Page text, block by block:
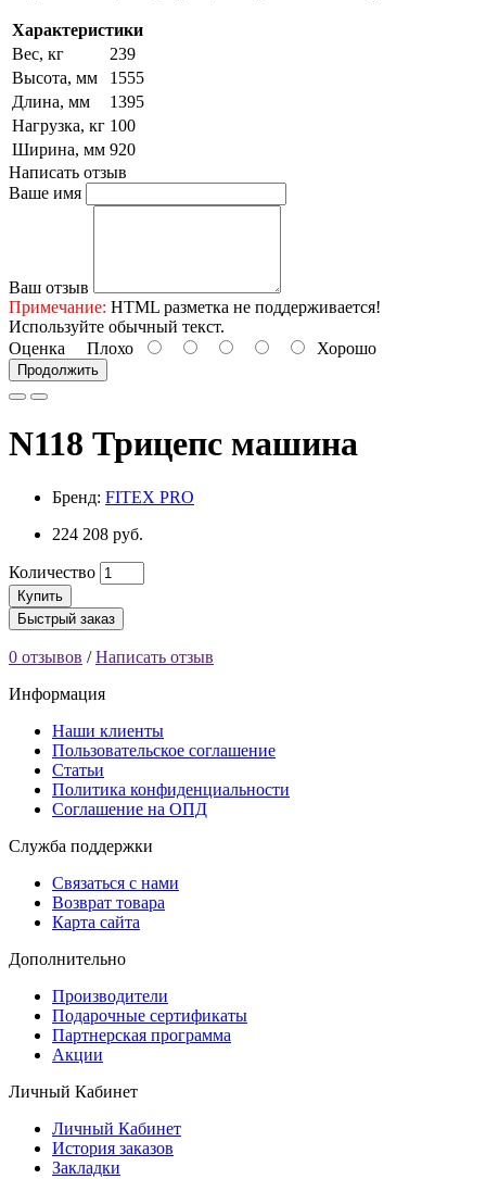
Характеристики
Вес, кг
239
Высота, мм
1555
Длина, мм
1395
Нагрузка, кг 100
Ширина, мм 920
Написать отзыв
Ваше имя
Ваш отзыв
Примечание: HTML разметка не поддерживается!
Используйте обычный текст.
Оценка Плохо Хорошо
Продолжить
N118 Трицепс машина
Бренд: FITEX PRO
224 208 руб.
Количество
Купить
Быстрый заказ
0 отзывов /Написать отзыв
Информация
Наши клиенты
Пользовательское соглашение
Статьи
Политика конфиденциальности
Соглашение на ОПД
Служба поддержки
Связаться с нами
Возврат товара
Карта сайта
Дополнительно
Производители
Подарочные сертификаты
Партнерская программа
Акции
Личный Кабинет
Личный Кабинет
История заказов
Закладки